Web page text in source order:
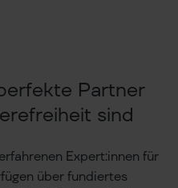
Partner
sind
Expert:innen für
über fundiertes